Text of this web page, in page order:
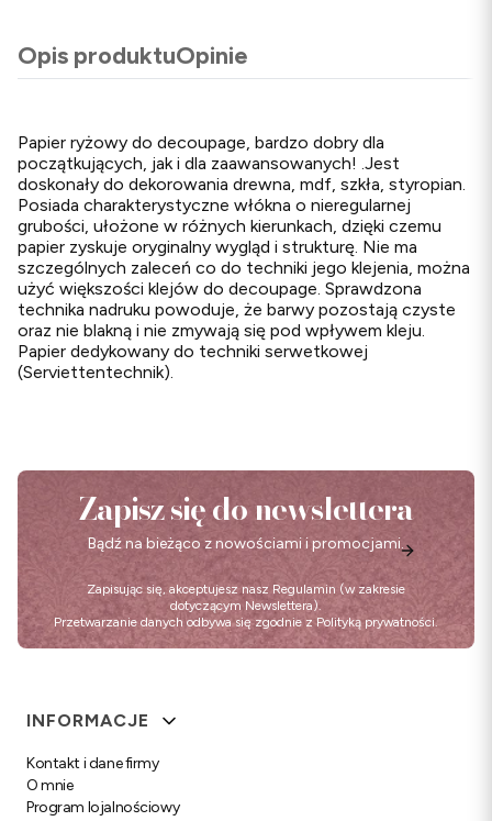
Opis produktuOpinie
Papier ryżowy do decoupage, bardzo dobry dla
początkujących, jak i dla zaawansowanych! .Jest
doskonały do dekorowania drewna, mdf, szkła, styropian.
Posiada charakterystyczne włókna o nieregularnej
grubości, ułożone w różnych kierunkach, dzięki czemu
papier zyskuje oryginalny wygląd i strukturę. Nie ma
szczególnych zaleceń co do techniki jego klejenia, można
użyć większości klejów do decoupage. Sprawdzona
technika nadruku powoduje, że barwy pozostają czyste
oraz nie blakną i nie zmywają się pod wpływem kleju.
Papier dedykowany do techniki serwetkowej
(Serviettentechnik).
Zapisz się do newslettera
Bądź na bieżąco z nowościami i promocjami.
Zapisując się, akceptujesz nasz Regulamin (w zakresie
dotyczącym Newslettera).
Przetwarzanie danych odbywa się zgodnie z Polityką prywatności.
Linki w stopce
INFORMACJE
Kontakt i dane firmy
O mnie
Program lojalnościowy